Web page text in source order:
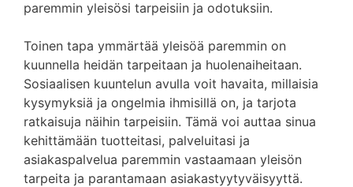
paremmin yleisösi tarpeisiin ja odotuksiin.
Toinen tapa ymmärtää yleisöä paremmin on
kuunnella heidän tarpeitaan ja huolenaiheitaan.
Sosiaalisen kuuntelun avulla voit havaita, millaisia
kysymyksiä ja ongelmia ihmisillä on, ja tarjota
ratkaisuja näihin tarpeisiin. Tämä voi auttaa sinua
kehittämään tuotteitasi, palveluitasi ja
asiakaspalvelua paremmin vastaamaan yleisön
tarpeita ja parantamaan asiakastyytyväisyyttä.